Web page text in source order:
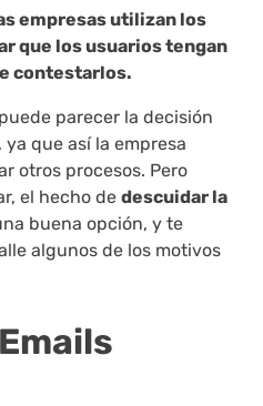
empresas utilizan los
que los usuarios tengan
contestarlos.
parecer la decisión
que así la empresa
otros procesos. Pero
el hecho de descuidar la
buena opción, y te
algunos de los motivos